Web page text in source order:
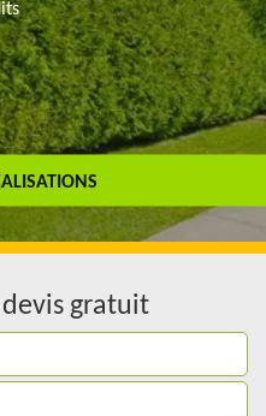
gratuit